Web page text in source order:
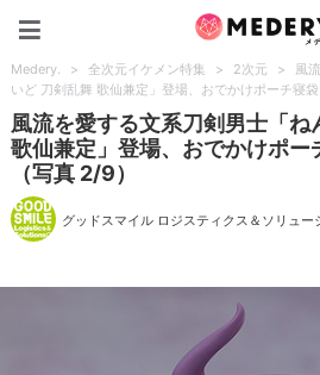
Medery. > 全次元イケメン特集 > 2次元 >
風
いど 刀剣乱舞 歌仙兼定」登場、おでかけポーチ寝
風流を愛する文系刀剣男士「ね
歌仙兼定」登場、おでかけポー
（写真 2/9）
グッドスマイル ロジスティクス＆ソリュー